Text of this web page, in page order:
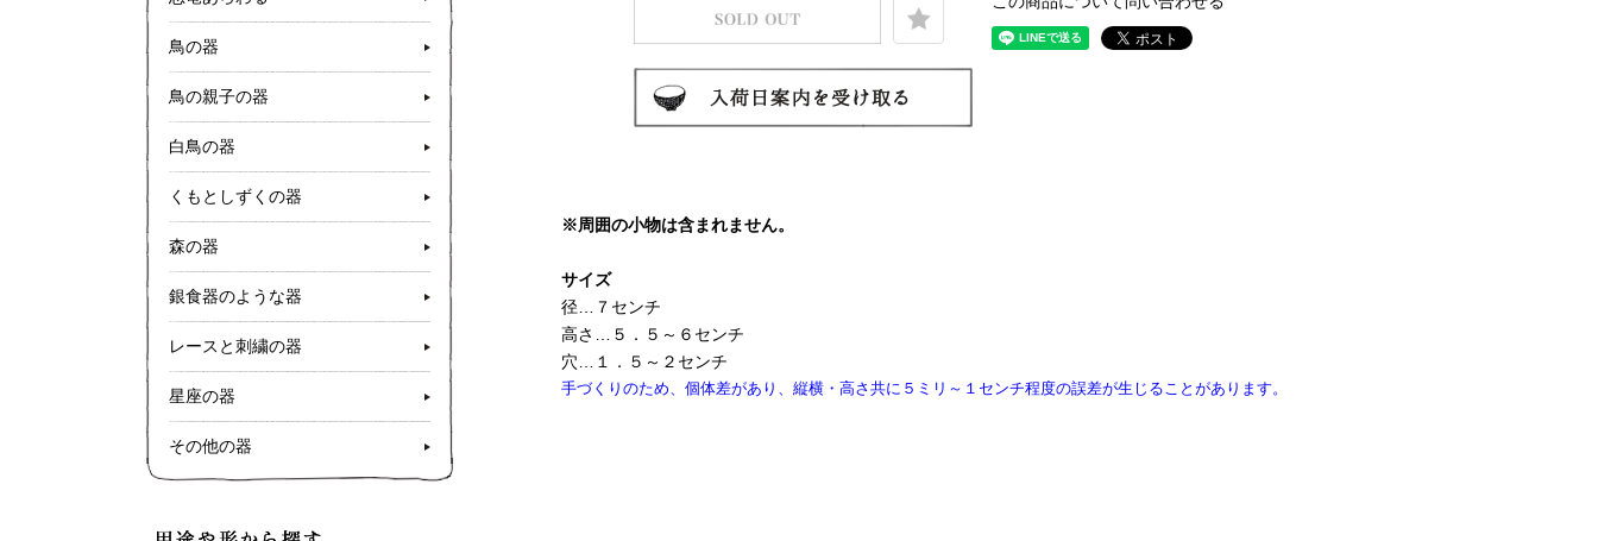
※周囲の小物は含まれません。
サイズ
径…７センチ
高さ…５．５～６センチ
穴…１．５～２センチ
手づくりのため、個体差があり、縦横・高さ共に５ミリ～１センチ程度の誤差が生じることがあります。
鳥の器
鳥の親子の器
白鳥の器
くもとしずくの器
森の器
銀食器のような器
レースと刺繍の器
星座の器
その他の器